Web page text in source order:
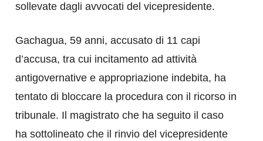
sollevate dagli avvocati del vicepresidente.
Gachagua, 59 anni, accusato di 11 capi
d’accusa, tra cui incitamento ad attività
antigovernative e appropriazione indebita, ha
tentato di bloccare la procedura con il ricorso in
tribunale. Il magistrato che ha seguito il caso
ha sottolineato che il rinvio del vicepresidente